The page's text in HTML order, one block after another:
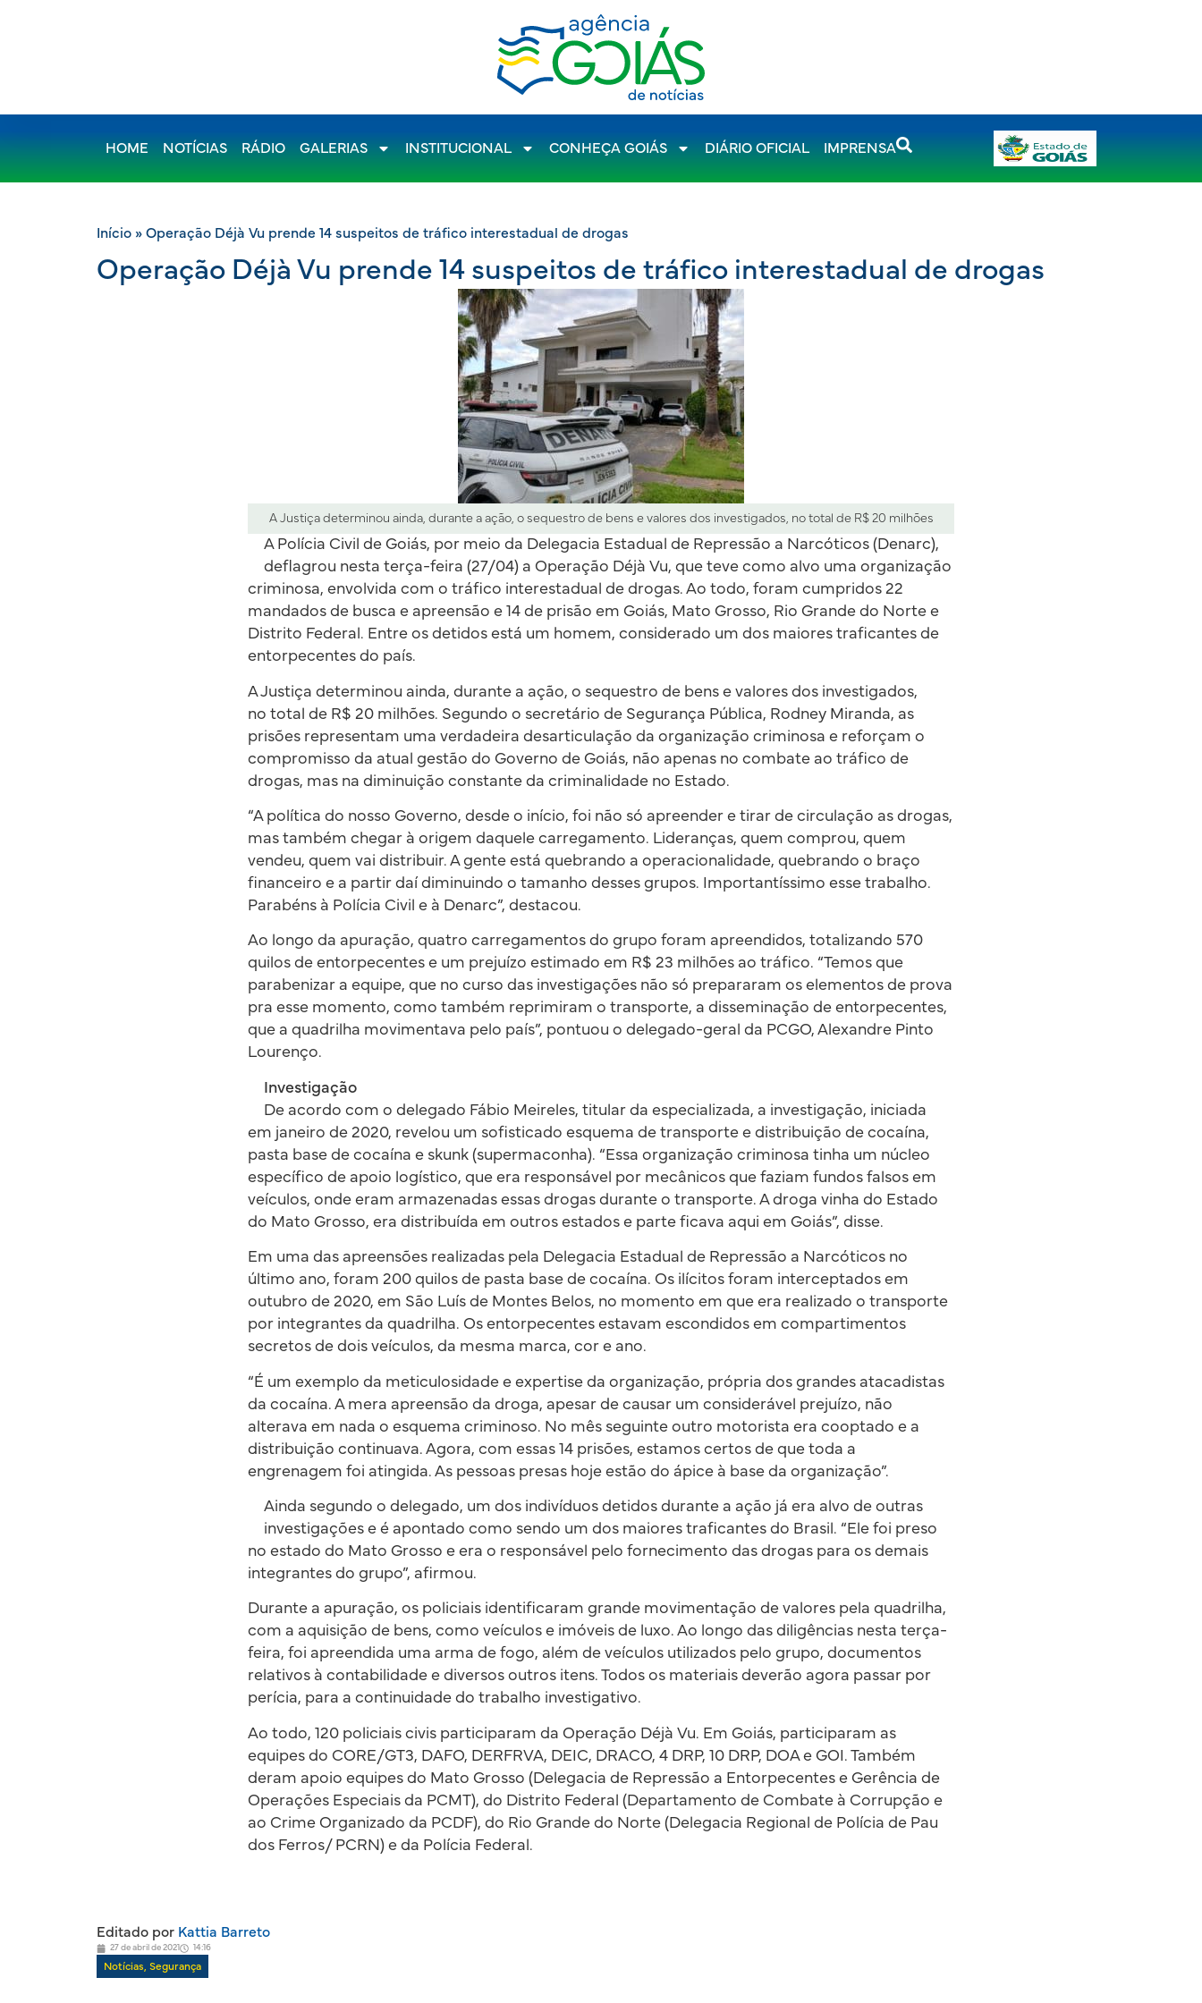
HOME NOTÍCIAS RÁDIO GALERIAS INSTITUCIONAL CONHEÇA GOIÁS DIÁRIO OFICIAL IMPRENSA
Início » Operação Déjà Vu prende 14 suspeitos de tráfico interestadual de drogas
Operação Déjà Vu prende 14 suspeitos de tráfico interestadual de drogas
A Justiça determinou ainda, durante a ação, o sequestro de bens e valores dos investigados, no total de R$ 20 milhões
A Polícia Civil de Goiás, por meio da Delegacia Estadual de Repressão a Narcóticos (Denarc),
deflagrou nesta terça-feira (27/04) a Operação Déjà Vu, que teve como alvo uma organização
criminosa, envolvida com o tráfico interestadual de drogas. Ao todo, foram cumpridos 22
mandados de busca e apreensão e 14 de prisão em Goiás, Mato Grosso, Rio Grande do Norte e
Distrito Federal. Entre os detidos está um homem, considerado um dos maiores traficantes de
entorpecentes do país.
A Justiça determinou ainda, durante a ação, o sequestro de bens e valores dos investigados,
no total de R$ 20 milhões. Segundo o secretário de Segurança Pública, Rodney Miranda, as
prisões representam uma verdadeira desarticulação da organização criminosa e reforçam o
compromisso da atual gestão do Governo de Goiás, não apenas no combate ao tráfico de
drogas, mas na diminuição constante da criminalidade no Estado.
“A política do nosso Governo, desde o início, foi não só apreender e tirar de circulação as drogas,
mas também chegar à origem daquele carregamento. Lideranças, quem comprou, quem
vendeu, quem vai distribuir. A gente está quebrando a operacionalidade, quebrando o braço
financeiro e a partir daí diminuindo o tamanho desses grupos. Importantíssimo esse trabalho.
Parabéns à Polícia Civil e à Denarc”, destacou.
Ao longo da apuração, quatro carregamentos do grupo foram apreendidos, totalizando 570
quilos de entorpecentes e um prejuízo estimado em R$ 23 milhões ao tráfico. “Temos que
parabenizar a equipe, que no curso das investigações não só prepararam os elementos de prova
pra esse momento, como também reprimiram o transporte, a disseminação de entorpecentes,
que a quadrilha movimentava pelo país”, pontuou o delegado-geral da PCGO, Alexandre Pinto
Lourenço.
Investigação
De acordo com o delegado Fábio Meireles, titular da especializada, a investigação, iniciada
em janeiro de 2020, revelou um sofisticado esquema de transporte e distribuição de cocaína,
pasta base de cocaína e skunk (supermaconha). “Essa organização criminosa tinha um núcleo
específico de apoio logístico, que era responsável por mecânicos que faziam fundos falsos em
veículos, onde eram armazenadas essas drogas durante o transporte. A droga vinha do Estado
do Mato Grosso, era distribuída em outros estados e parte ficava aqui em Goiás”, disse.
Em uma das apreensões realizadas pela Delegacia Estadual de Repressão a Narcóticos no
último ano, foram 200 quilos de pasta base de cocaína. Os ilícitos foram interceptados em
outubro de 2020, em São Luís de Montes Belos, no momento em que era realizado o transporte
por integrantes da quadrilha. Os entorpecentes estavam escondidos em compartimentos
secretos de dois veículos, da mesma marca, cor e ano.
“É um exemplo da meticulosidade e expertise da organização, própria dos grandes atacadistas
da cocaína. A mera apreensão da droga, apesar de causar um considerável prejuízo, não
alterava em nada o esquema criminoso. No mês seguinte outro motorista era cooptado e a
distribuição continuava. Agora, com essas 14 prisões, estamos certos de que toda a
engrenagem foi atingida. As pessoas presas hoje estão do ápice à base da organização”.
Ainda segundo o delegado, um dos indivíduos detidos durante a ação já era alvo de outras
investigações e é apontado como sendo um dos maiores traficantes do Brasil. “Ele foi preso
no estado do Mato Grosso e era o responsável pelo fornecimento das drogas para os demais
integrantes do grupo”, afirmou.
Durante a apuração, os policiais identificaram grande movimentação de valores pela quadrilha,
com a aquisição de bens, como veículos e imóveis de luxo. Ao longo das diligências nesta terça-
feira, foi apreendida uma arma de fogo, além de veículos utilizados pelo grupo, documentos
relativos à contabilidade e diversos outros itens. Todos os materiais deverão agora passar por
perícia, para a continuidade do trabalho investigativo.
Ao todo, 120 policiais civis participaram da Operação Déjà Vu. Em Goiás, participaram as
equipes do CORE/GT3, DAFO, DERFRVA, DEIC, DRACO, 4 DRP, 10 DRP, DOA e GOI. Também
deram apoio equipes do Mato Grosso (Delegacia de Repressão a Entorpecentes e Gerência de
Operações Especiais da PCMT), do Distrito Federal (Departamento de Combate à Corrupção e
ao Crime Organizado da PCDF), do Rio Grande do Norte (Delegacia Regional de Polícia de Pau
dos Ferros/ PCRN) e da Polícia Federal.
Editado por Kattia Barreto
27 de abril de 2021 14:16
Notícias Segurança